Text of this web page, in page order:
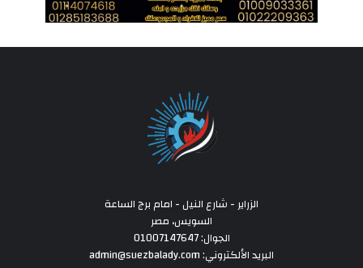
الزراير - شارع النيل - امام برج الساعة
السويس، مصر
الجوال: 01007147647
البريد الألكتروني: admin@suezbalady.com